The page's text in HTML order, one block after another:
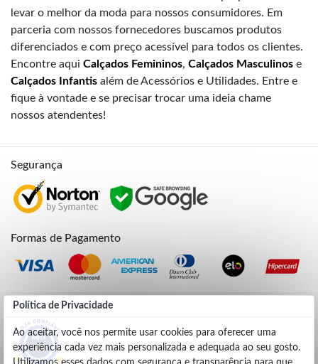
Política de Privacidade
Ao aceitar, você nos permite usar cookies para oferecer uma
experiência cada vez mais personalizada e adequada ao seu gosto.
levar o melhor da moda para nossos consumidores. Em
parceria com nossos fornecedores buscamos produtos
diferenciados e com preço acessível para todos os clientes.
Encontre aqui Calçados Femininos, Calçados Masculinos e
Calçados Infantis além de Acessórios e Utilidades. Entre e
fique à vontade e se precisar trocar uma ideia chame
nossos atendentes!
Segurança
Formas de Pagamento
Credibilidade
4.9